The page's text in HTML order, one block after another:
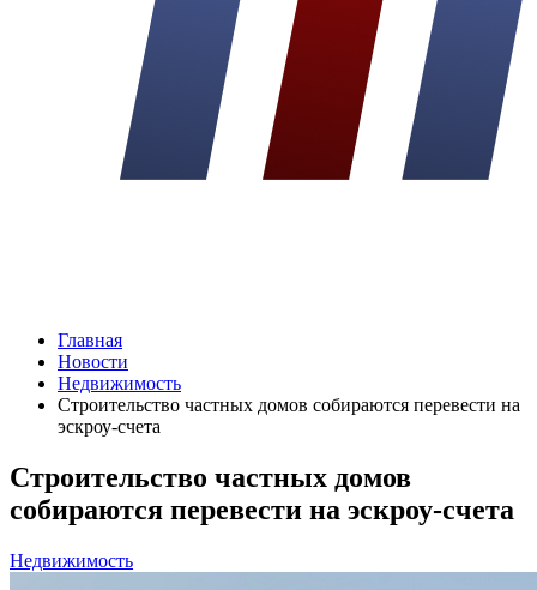
Главная
Новости
Недвижимость
Строительство частных домов собираются перевести на
эскроу-счета
Строительство частных домов
собираются перевести на эскроу-счета
Недвижимость